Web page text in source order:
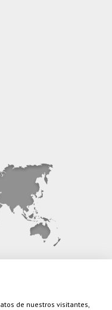
de nuestros visitantes,